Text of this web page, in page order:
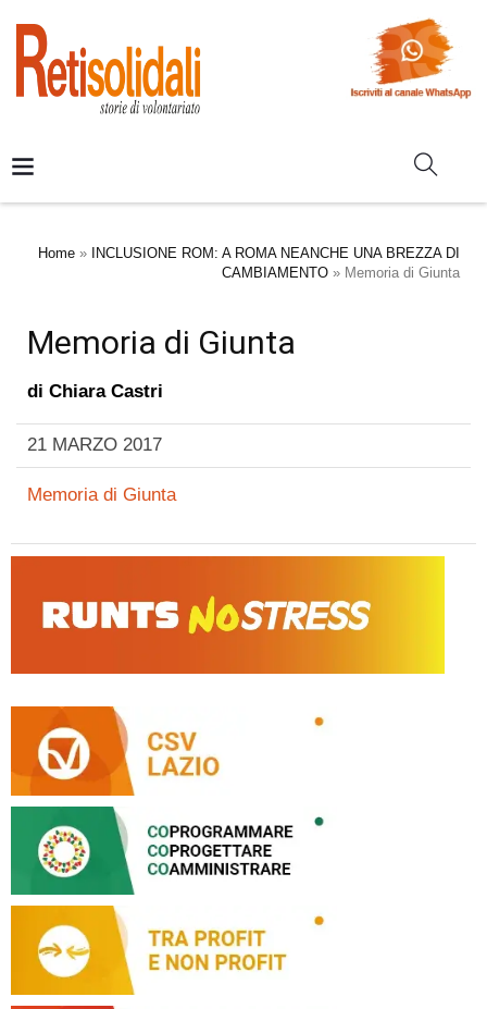
Home »
INCLUSIONE ROM: A ROMA NEANCHE UNA BREZZA DI
CAMBIAMENTO » Memoria di Giunta
Memoria di Giunta
di Chiara Castri
21 MARZO 2017
Memoria di Giunta